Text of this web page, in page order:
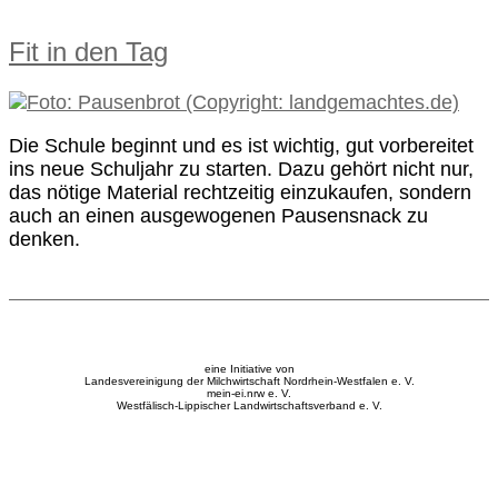
Fit in den Tag
Die Schule beginnt und es ist wichtig, gut vorbereitet
ins neue Schuljahr zu starten. Dazu gehört nicht nur,
das nötige Material rechtzeitig einzukaufen, sondern
auch an einen ausgewogenen Pausensnack zu
denken.
eine Initiative von
Landesvereinigung der Milchwirtschaft Nordrhein-Westfalen e. V.
mein-ei.nrw e. V.
Westfälisch-Lippischer Landwirtschaftsverband e. V.